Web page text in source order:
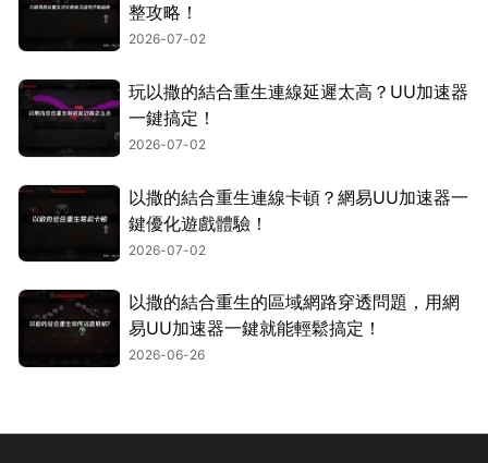
整攻略！
2026-07-02
玩以撒的結合重生連線延遲太高？UU加速器
一鍵搞定！
2026-07-02
以撒的結合重生連線卡頓？網易UU加速器一
鍵優化遊戲體驗！
2026-07-02
以撒的結合重生的區域網路穿透問題，用網
易UU加速器一鍵就能輕鬆搞定！
2026-06-26